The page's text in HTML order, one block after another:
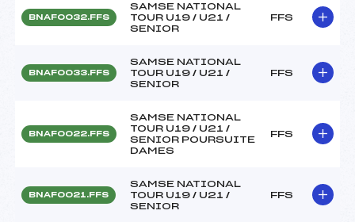
BNAF0032.FFS
SAMSE NATIONAL
TOUR U19 / U21 /
SENIOR
FFS
BNAF0033.FFS
SAMSE NATIONAL
TOUR U19 / U21 /
SENIOR
FFS
BNAF0022.FFS
SAMSE NATIONAL
TOUR U19 / U21 /
SENIOR POURSUITE
DAMES
FFS
BNAF0021.FFS
SAMSE NATIONAL
TOUR U19 / U21 /
SENIOR
FFS